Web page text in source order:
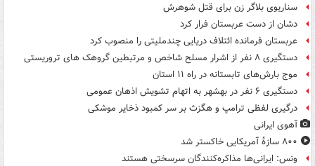
سناریوی بلاگر زن برای قتل شوهرش
دشان از دست عربستان فرار کرد
عربستان فرمانده ائتلاف دریایی چندملیتی را منصوب کرد
دستگیری ۸ نفر از اشرار مسلح شاخص و مرتبطین گروهک های تروریستی
موج بارش‌های تابستانه در راه ۱۱ استان
دستگیری ۶ نفر در بهشهر به اتهام تشویش اذهان عمومی
درگیری لفظی ترامپ و هگزث بر سر کمبود ذخایر موشکی
آهوی ایرانی
۸۰۰ سازۀ آمریکایی خاکستر شد
ونس: ایرانی‌ها مذاکره‌کنندگان سرسختی هستند